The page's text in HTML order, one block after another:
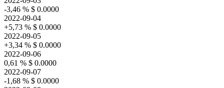
-3,46 % $ 0.0000
2022-09-04
+5,73 % $ 0.0000
2022-09-05
+3,34 % $ 0.0000
2022-09-06
0,61 % $ 0.0000
2022-09-07
-1,68 % $ 0.0000